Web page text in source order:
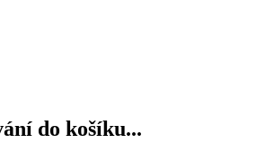
do košíku...